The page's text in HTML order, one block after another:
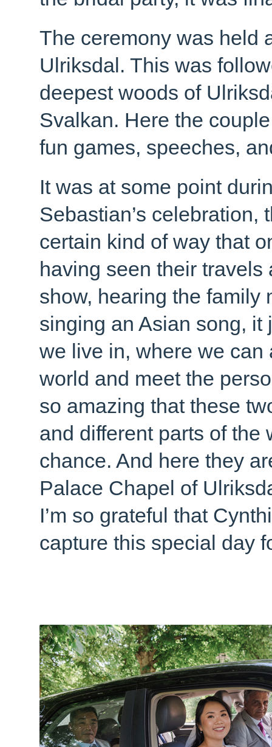
The ceremony was held
Ulriksdal. This was
deepest woods of
Svalkan. Here the
fun games, speeches,
It was at some point
Sebastian’s celebration,
certain kind of way that
having seen their
show, hearing the family
singing an Asian song, it
we live in, where we can
world and meet the
so amazing that these
and different parts of the
chance. And here they
Palace Chapel of
I’m so grateful that
capture this special day